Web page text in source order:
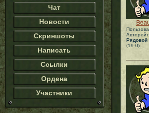
Чат
Новости
Скриншоты
Написать
Ссылки
Ордена
Участники
Рядовой
(19-0)